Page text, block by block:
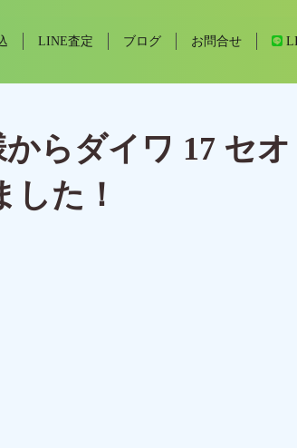
LINE査定 ブログ お問合せ
らダイワ 17 セオ
した！